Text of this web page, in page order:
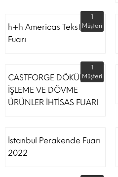
h+h Americas Tekstil
Fuarı
1
Müşteri
CASTFORGE DÖKÜM,
İŞLEME VE DÖVME
ÜRÜNLER İHTİSAS FUARI
1
Müşteri
İstanbul Perakende Fuarı
2022